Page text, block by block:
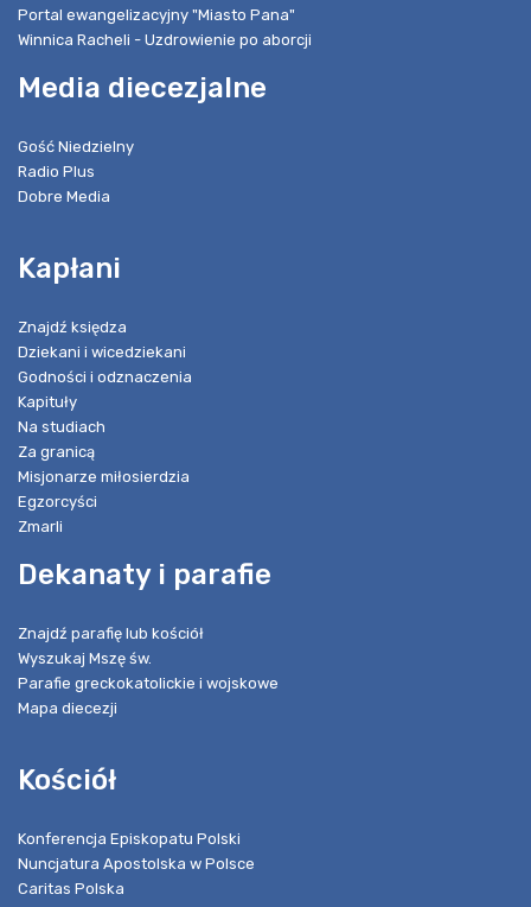
Portal ewangelizacyjny "Miasto Pana"
Winnica Racheli - Uzdrowienie po aborcji
Media diecezjalne
Gość Niedzielny
Radio Plus
Dobre Media
Kapłani
Znajdź księdza
Dziekani i wicedziekani
Godności i odznaczenia
Kapituły
Na studiach
Za granicą
Misjonarze miłosierdzia
Egzorcyści
Zmarli
Dekanaty i parafie
Znajdź parafię lub kościół
Wyszukaj Mszę św.
Parafie greckokatolickie i wojskowe
Mapa diecezji
Kościół
Konferencja Episkopatu Polski
Nuncjatura Apostolska w Polsce
Caritas Polska